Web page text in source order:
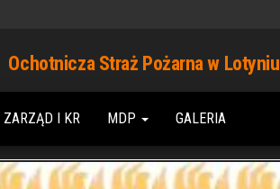
Ochotnicza Straż Pożarna w Lotyniu
ZARZĄD I KR MDP GALERIA